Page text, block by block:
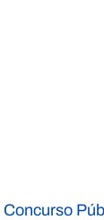
Concurso